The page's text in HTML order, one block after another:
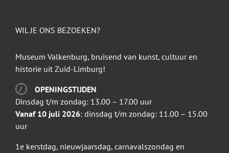
WIL JE ONS BEZOEKEN?
Museum Valkenburg, bruisend van kunst, cultuur en
historie uit Zuid-Limburg!
OPENINGSTIJDEN
Dinsdag t/m zondag: 13.00 – 17.00 uur
Vanaf 10 juli 2026: dinsdag t/m zondag: 11.00 – 15.00
uur
1e kerstdag, nieuwjaarsdag, carnavalszondag en